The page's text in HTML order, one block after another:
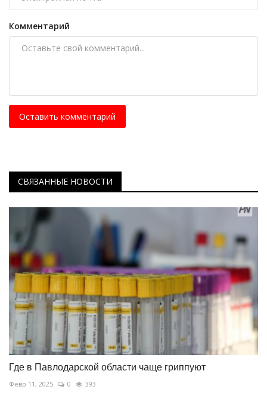
Комментарий
Оставить комментарий
СВЯЗАННЫЕ НОВОСТИ
Где в Павлодарской области чаще гриппуют
Февр 11, 2025 0 393